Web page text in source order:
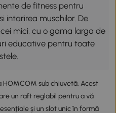
de fitness pentru
intarirea muschilor. De
mici, cu o gama larga de
educative pentru toate
sub chiuvetă. Acest
un raft reglabil pentru a vă
și un slot unic în formă